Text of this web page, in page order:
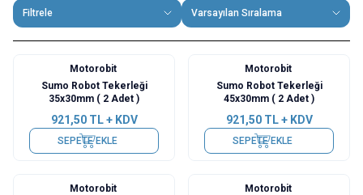
Filtrele Varsayılan Sıralama
Motorobit
Sumo Robot Tekerleği
35x30mm ( 2 Adet )
921,50TL + KDV
SEPETE EKLE
Motorobit
Sumo Robot Tekerleği
45x30mm ( 2 Adet )
921,50TL + KDV
SEPETE EKLE
Motorobit
Motorobit